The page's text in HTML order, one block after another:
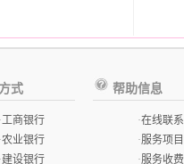
式
·工商银行
·农业银行
·建设银行
帮助信息
·在线联系
·服务项目
·服务收费